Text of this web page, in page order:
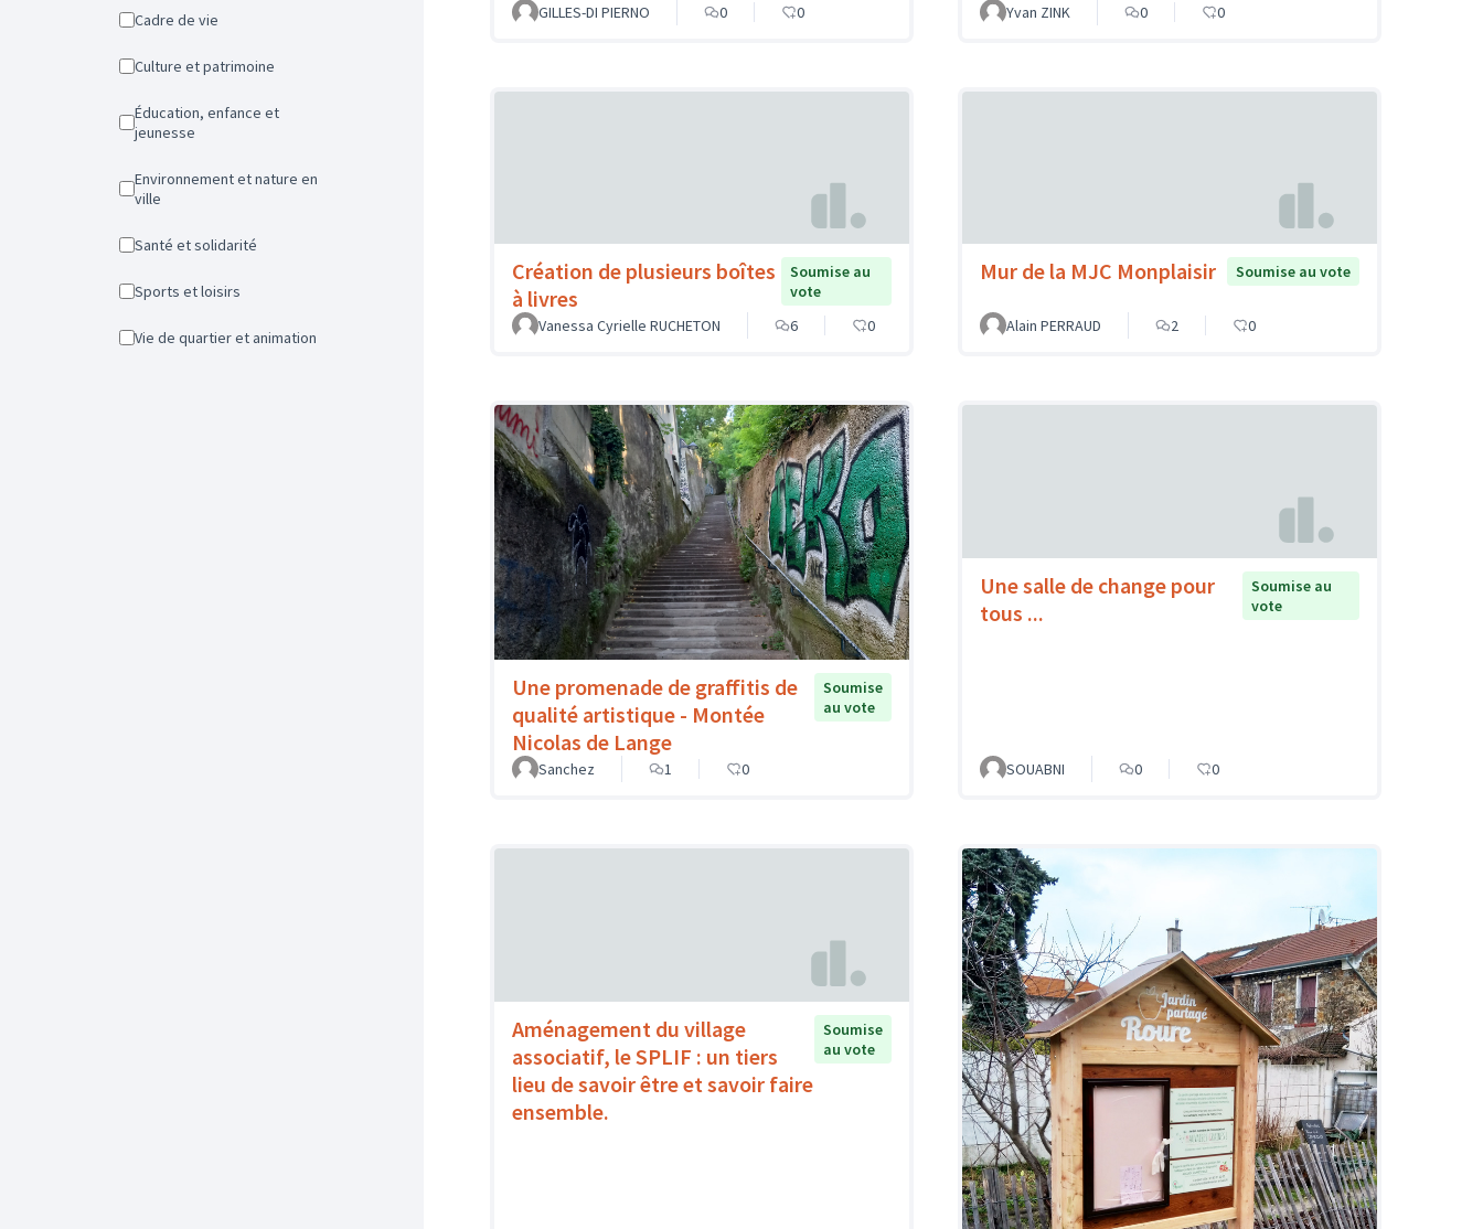
Cadre de vie
Culture et patrimoine
Éducation, enfance et
jeunesse
Environnement et nature en
ville
Santé et solidarité
Sports et loisirs
Vie de quartier et animation
GILLES-DI PIERNO
0 0 Yvan ZINK 0 0
Création de plusieurs boîtes
à livres
Soumise au
vote
Vanessa Cyrielle RUCHETON
6 0
Mur de la MJC Monplaisir Soumise au vote
Alain PERRAUD 2 0
Une promenade de graffitis de
qualité artistique - Montée
Nicolas de Lange
Soumise
au vote
Sanchez 1 0
Une salle de change pour
tous ...
Soumise au
vote
SOUABNI 0 0
Aménagement du village
associatif, le SPLIF : un tiers
lieu de savoir être et savoir faire
ensemble.
Soumise
au vote